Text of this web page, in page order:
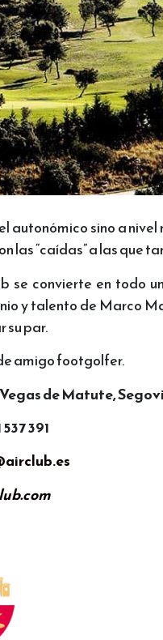
autonómico sino a
las “caídas” a las que
se convierte en todo
y talento de Marco
par.
amigo footgolfer.
de Matute,
391